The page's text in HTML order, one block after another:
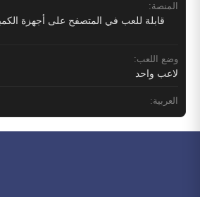
المنصة:
قابلة للعب في المتصفح على أجهزة
وضع اللعب:
لاعب واحد
العربية: